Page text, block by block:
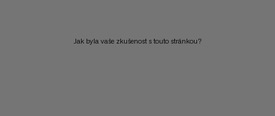
Jak byla vaše zkušenost s touto stránkou?